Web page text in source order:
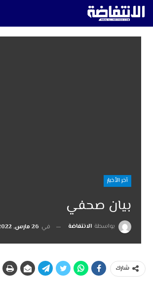
آخر الأخبار
بيان صحفي
بواسطة الانتفاضة في 26 مارس, 2022
شارك